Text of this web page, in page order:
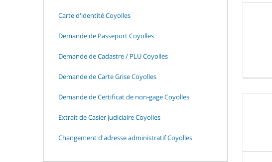
Carte d'identité Coyolles
Demande de Passeport Coyolles
Demande de Cadastre / PLU Coyolles
Demande de Carte Grise Coyolles
Demande de Certificat de non-gage Coyolles
Extrait de Casier judiciaire Coyolles
Changement d'adresse administratif Coyolles